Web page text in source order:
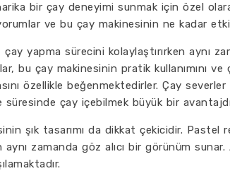
bir çay deneyimi sunmak için özel
ve bu çay makinesinin ne kadar
çay yapma sürecini kolaylaştırırken aynı
bu çay makinesinin pratik kullanımını
özellikle beğenmektedirler. Çay
süresinde çay içebilmek büyük bir
şık tasarımı da dikkat çekicidir. Pastel
aynı zamanda göz alıcı bir görünüm